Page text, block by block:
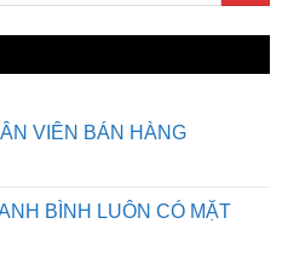
VIÊN BÁN HÀNG
BÌNH LUÔN CÓ MẶT